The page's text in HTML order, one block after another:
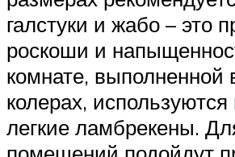
галстуки и жабо – это
роскоши и
комнате, выполненной
колерах, используются
легкие ламбрекены.